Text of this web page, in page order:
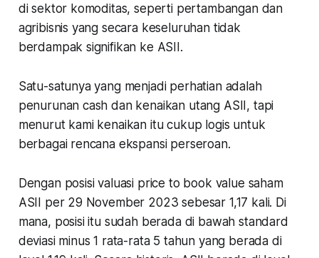
di sektor komoditas, seperti pertambangan dan
agribisnis yang secara keseluruhan tidak
berdampak signifikan ke ASII.
Satu-satunya yang menjadi perhatian adalah
penurunan cash dan kenaikan utang ASII, tapi
menurut kami kenaikan itu cukup logis untuk
berbagai rencana ekspansi perseroan.
Dengan posisi valuasi price to book value saham
ASII per 29 November 2023 sebesar 1,17 kali. Di
mana, posisi itu sudah berada di bawah standard
deviasi minus 1 rata-rata 5 tahun yang berada di